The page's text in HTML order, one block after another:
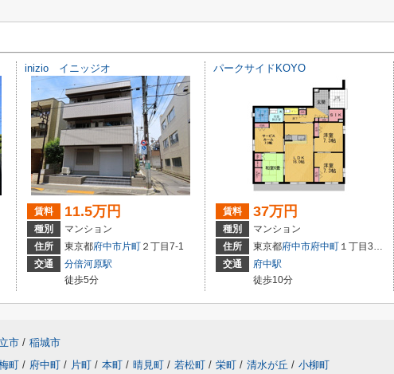
inizio イニッジオ
賃料 11.5万円
種別
マンション
住所
東京都府中市片町 ２丁目7-1
交通
分倍河原駅
徒歩5分
パークサイドKOYO
賃料 37万円
種別
マンション
住所
東京都府中市府中町 １丁目39-1
交通
府中駅
徒歩10分
市 / 稲城市
町 / 府中町 / 片町 / 本町 / 晴見町 / 若松町 / 栄町 / 清水が丘 / 小柳町